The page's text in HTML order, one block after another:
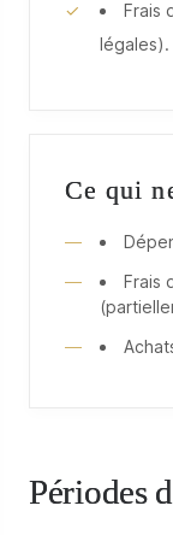
Frais
légales).
Ce qui
Frais
Périodes